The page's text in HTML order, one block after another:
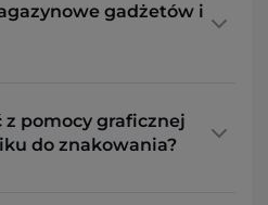
gadżetów i
z pomocy graficznej
do znakowania?